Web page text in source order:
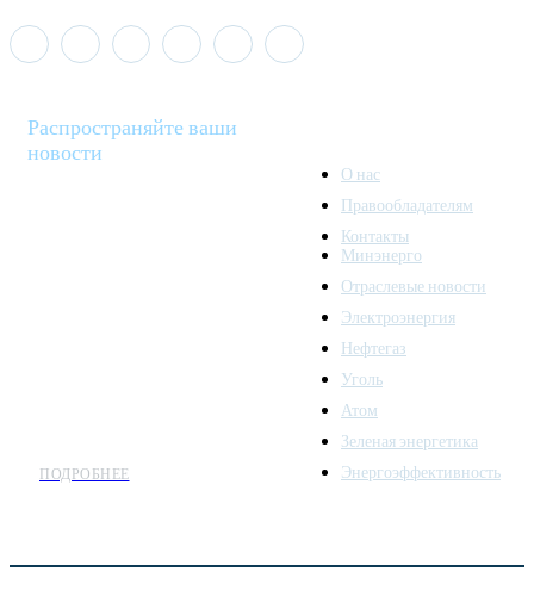
Распространяйте ваши
новости
ПОДРОБНЕЕ
О нас
Правообладателям
Контакты
Минэнерго
Отраслевые новости
Электроэнергия
Нефтегаз
Уголь
Атом
Зеленая энергетика
Энергоэффективность